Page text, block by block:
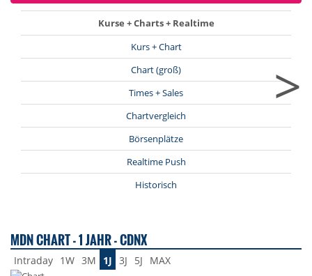
Kurse + Charts + Realtime
Kurs + Chart
Chart (groß)
Times + Sales
Chartvergleich
Börsenplätze
Realtime Push
Historisch
>
MDN CHART - 1 JAHR - CDNX
Intraday 1W 3M 1J 3J 5J MAX